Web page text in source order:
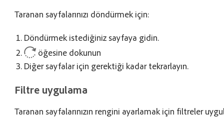
Taranan sayfalarınızı döndürmek için:
Döndürmek istediğiniz sayfaya gidin.
öğesine dokunun
Diğer sayfalar için gerektiği kadar tekrarlayın.
Filtre uygulama
Taranan sayfalarınızın rengini ayarlamak için filtreler